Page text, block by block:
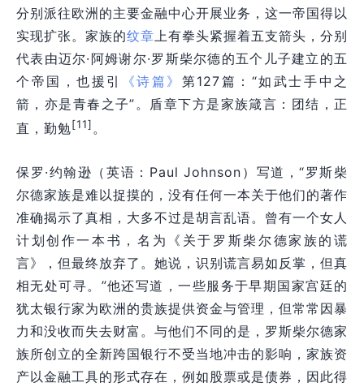
分别派往欧洲的主要金融中心开展业务，这一帝国得以
实现扩张。家族的纹章上有拳头紧握着五支箭头，分别
代表由迈尔·阿姆谢尔·罗斯柴尔德的五个儿子建立的五
个 帝国 ，也援引 《诗篇》 第127篇：“如武士手中之
箭，亦是青春之子”。盾章下方是家族箴言：团结，正
直，勤勉[11]。
保罗·约翰逊（英语：Paul Johnson）写道，“罗斯柴
尔德家族是难以捉摸的，没有任何一本关于他们的著作
准确揭示了真相，大多不过是胡言乱语。曾有一个女人
计划创作一本书，名为《关于罗斯柴尔德家族的谎
言》，但最终放弃了。她说，识别谎言易如反掌，但真
相无处可寻。”他还写道，一些服务于早期国家宫廷的
犹太银行家为欧洲的贵族提供资金与管理，但常常因暴
力和没收而失去财富。与他们不同的是，罗斯柴尔德家
族所创立的全新跨国银行不受当地冲击的影响，家族资
产以金融工具的形式存在，例如股票或是债券，因此得